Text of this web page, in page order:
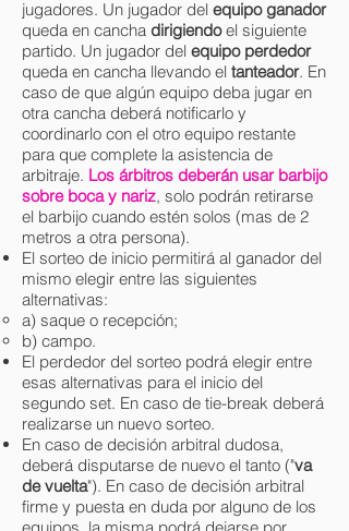
jugadores. Un jugador del equipo ganador
queda en cancha dirigiendoel siguiente
partido. Un jugador del equipo perdedor
queda en cancha llevando el tanteador. En
caso de que algún equipo deba jugar en
otra cancha deberá notificarlo y
coordinarlo con el otro equipo restante
para que complete la asistencia de
arbitraje. Los árbitros deberán usar barbijo
sobre boca y nariz, solo podrán retirarse
el barbijo cuando estén solos (mas de 2
metros a otra persona).
El sorteo de inicio permitirá al ganador del
mismo elegir entre las siguientes
alternativas:
a) saque o recepción;
b) campo.
El perdedor del sorteo podrá elegir entre
esas alternativas para el inicio del
segundo set. En caso de tie-break deberá
realizarse un nuevo sorteo.
En caso de decisión arbitral dudosa,
deberá disputarse de nuevo el tanto ("va
de vuelta"). En caso de decisión arbitral
firme y puesta en duda por alguno de los